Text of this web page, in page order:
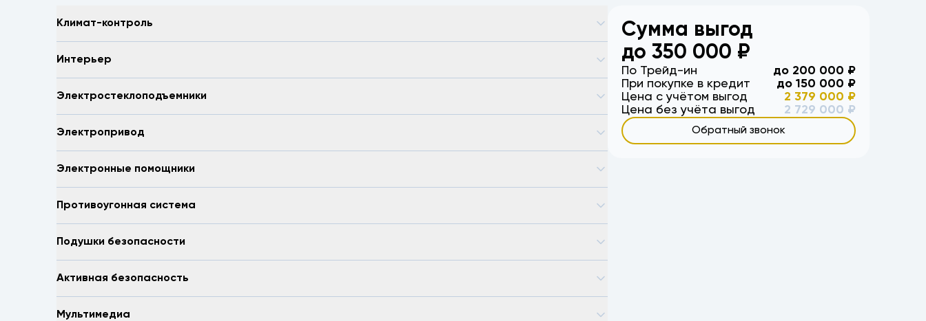
Климат-контроль
Интерьер
Электростеклоподъемники
Электропривод
Электронные помощники
Противоугонная система
Подушки безопасности
Активная безопасность
Мультимедиа
Сумма выгод
до350 000 ₽
По Трейд-ин до 200 000 ₽
При покупке в кредит
до 150 000 ₽
Цена с учётом выгод
2 379 000 ₽
Цена без учёта выгод
2 729 000 ₽
Обратный звонок